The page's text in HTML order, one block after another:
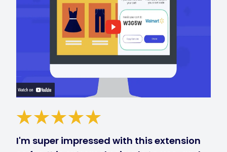
I'm super impressed with this extension